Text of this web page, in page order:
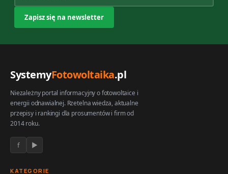
SystemyFotowoltaika.pl
Niezależny portal informacyjny o fotowoltaice i
energii odnawialnej. Rzetelna wiedza, aktualne
przepisy i rankingi dla prosumentów i firm od
2014 roku.
f ▶
KATEGORIE